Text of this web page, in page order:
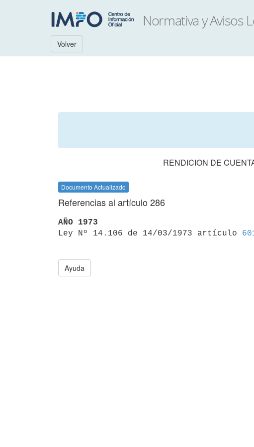
Volver
RENDICION DE
Documento Actualizado
Referencias al artículo 286
AÑO 1973
Ley Nº 14.106 de 14/03/1973 artículo
Ayuda